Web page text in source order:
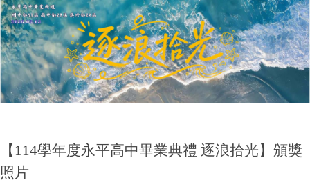
【114學年度永平高中畢業典禮 逐浪拾光】頒獎
照片